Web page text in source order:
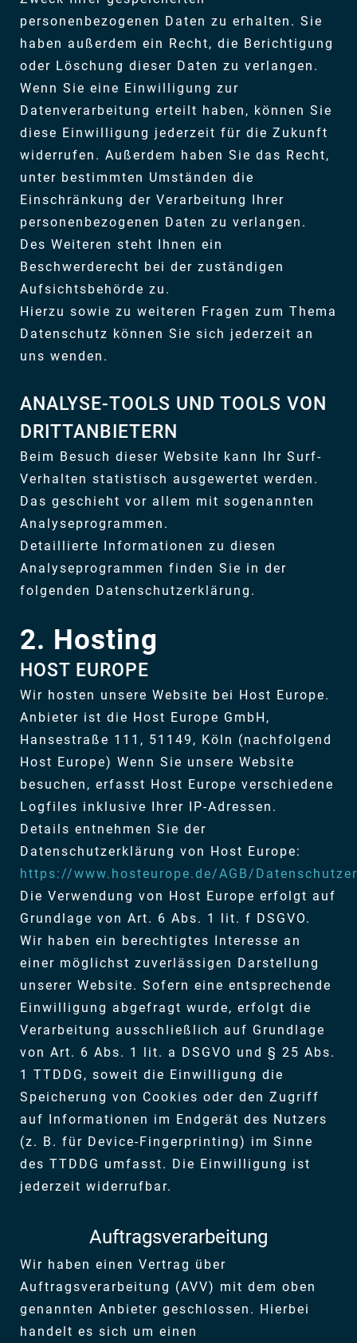
personenbezogenen Daten zu erhalten. Sie
haben außerdem ein Recht, die Berichtigung
oder Löschung dieser Daten zu verlangen.
Wenn Sie eine Einwilligung zur
Datenverarbeitung erteilt haben, können Sie
diese Einwilligung jederzeit für die Zukunft
widerrufen. Außerdem haben Sie das Recht,
unter bestimmten Umständen die
Einschränkung der Verarbeitung Ihrer
personenbezogenen Daten zu verlangen.
Des Weiteren steht Ihnen ein
Beschwerderecht bei der zuständigen
Aufsichtsbehörde zu.
Hierzu sowie zu weiteren Fragen zum Thema
Datenschutz können Sie sich jederzeit an
uns wenden.
ANALYSE-TOOLS UND TOOLS VON
DRITT­ANBIETERN
Beim Besuch dieser Website kann Ihr Surf-
Verhalten statistisch ausgewertet werden.
Das geschieht vor allem mit sogenannten
Analyseprogrammen.
Detaillierte Informationen zu diesen
Analyseprogrammen finden Sie in der
folgenden Datenschutzerklärung.
2. Hosting
HOST EUROPE
Wir hosten unsere Website bei Host Europe.
Anbieter ist die Host Europe GmbH,
Hansestraße 111, 51149, Köln (nachfolgend
Host Europe) Wenn Sie unsere Website
besuchen, erfasst Host Europe verschiedene
Logfiles inklusive Ihrer IP-Adressen.
Details entnehmen Sie der
Datenschutzerklärung von Host Europe:
https://www.hosteurope.de/AGB/
Die Verwendung von Host Europe erfolgt auf
Grundlage von Art. 6 Abs. 1 lit. f DSGVO.
Wir haben ein berechtigtes Interesse an
einer möglichst zuverlässigen Darstellung
unserer Website. Sofern eine entsprechende
Einwilligung abgefragt wurde, erfolgt die
Verarbeitung ausschließlich auf Grundlage
von Art. 6 Abs. 1 lit. a DSGVO und § 25 Abs.
1 TTDDG, soweit die Einwilligung die
Speicherung von Cookies oder den Zugriff
auf Informationen im Endgerät des Nutzers
(z. B. für Device-Fingerprinting) im Sinne
des TTDDG umfasst. Die Einwilligung ist
jederzeit widerrufbar.
Auftragsverarbeitung
Wir haben einen Vertrag über
Auftragsverarbeitung (AVV) mit dem oben
genannten Anbieter geschlossen. Hierbei
handelt es sich um einen